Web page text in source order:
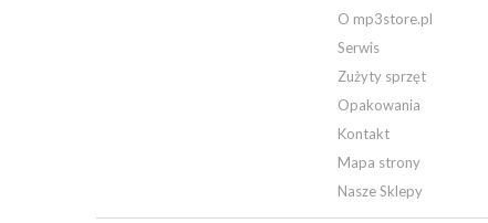
O mp3store.pl
Serwis
Zużyty sprzęt
Opakowania
Kontakt
Mapa strony
Nasze Sklepy